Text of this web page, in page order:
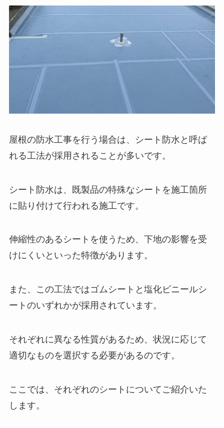
屋根の防水工事を行う場合は、シート防水と呼ば
れる工法が採用されることが多いです。
シート防水は、既製品の特殊なシートを施工箇所
に貼り付けて行われる施工です。
伸縮性のあるシートを使うため、下地の影響を受
けにくいといった特徴があります。
また、この工法ではゴムシートと塩化ビニールシ
ートのいずれかが採用されています。
それぞれに異なる性質があるため、状況に応じて
適切なものを選択する必要があるのです。
ここでは、それぞれのシートについてご紹介いた
します。